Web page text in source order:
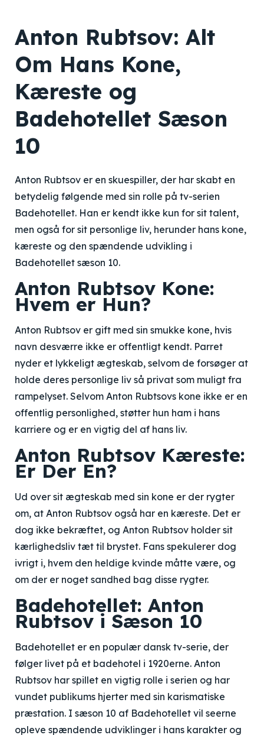
Anton Rubtsov: Alt
Om Hans Kone,
Kæreste og
Badehotellet Sæson
10
Anton Rubtsov er en skuespiller, der har skabt en
betydelig følgende med sin rolle på tv-serien
Badehotellet. Han er kendt ikke kun for sit talent,
men også for sit personlige liv, herunder hans kone,
kæreste og den spændende udvikling i
Badehotellet sæson 10.
Anton Rubtsov Kone:
Hvem er Hun?
Anton Rubtsov er gift med sin smukke kone, hvis
navn desværre ikke er offentligt kendt. Parret
nyder et lykkeligt ægteskab, selvom de forsøger at
holde deres personlige liv så privat som muligt fra
rampelyset. Selvom Anton Rubtsovs kone ikke er en
offentlig personlighed, støtter hun ham i hans
karriere og er en vigtig del af hans liv.
Anton Rubtsov Kæreste:
Er Der En?
Ud over sit ægteskab med sin kone er der rygter
om, at Anton Rubtsov også har en kæreste. Det er
dog ikke bekræftet, og Anton Rubtsov holder sit
kærlighedsliv tæt til brystet. Fans spekulerer dog
ivrigt i, hvem den heldige kvinde måtte være, og
om der er noget sandhed bag disse rygter.
Badehotellet: Anton
Rubtsov i Sæson 10
Badehotellet er en populær dansk tv-serie, der
følger livet på et badehotel i 1920erne. Anton
Rubtsov har spillet en vigtig rolle i serien og har
vundet publikums hjerter med sin karismatiske
præstation. I sæson 10 af Badehotellet vil seerne
opleve spændende udviklinger i hans karakter og